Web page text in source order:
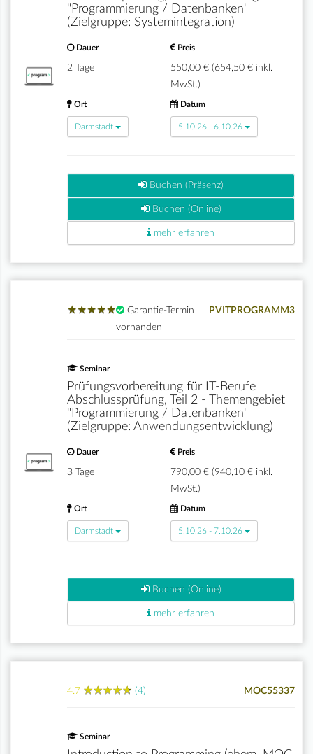
"Programmierung / Datenbanken"
(Zielgruppe: Systemintegration)
Dauer
2 Tage
Preis
550,00 € (654,50 € inkl.
MwSt.)
Ort
Darmstadt
Datum
5.10.26 - 6.10.26
Buchen (Präsenz)
Buchen (Online)
mehr erfahren
★★★★★
★★★★★
Garantie-Termin
vorhanden
PVITPROGRAMM3
Seminar
Prüfungsvorbereitung für IT-Berufe
Abschlussprüfung, Teil 2 - Themengebiet
"Programmierung / Datenbanken"
(Zielgruppe: Anwendungsentwicklung)
Dauer
3 Tage
Preis
790,00 € (940,10 € inkl.
MwSt.)
Ort
Darmstadt
Datum
5.10.26 - 7.10.26
Buchen (Online)
mehr erfahren
4.7 ★★★★★
★★★★★ (4) MOC55337
Seminar